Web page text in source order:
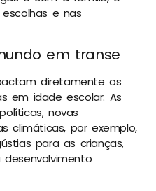
e nas
em transe
diretamente os
em idade escolar. As
novas
climáticas, por exemplo,
para as crianças,